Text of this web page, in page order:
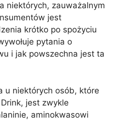
niektórych, zauważalnym
jest
krótko po spożyciu
pytania o
i jak powszechna jest ta
u niektórych osób, które
jest zwykle
aminokwasowi